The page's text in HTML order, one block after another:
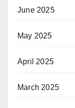
June 2025
May 2025
April 2025
March 2025